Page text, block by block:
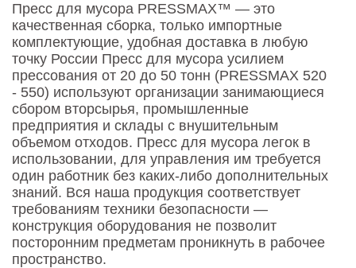
Пресс для мусора PRESSMAX™ — это
качественная сборка, только импортные
комплектующие, удобная доставка в любую
точку России Пресс для мусора усилием
прессования от 20 до 50 тонн (PRESSMAX 520
- 550) используют организации занимающиеся
сбором вторсырья, промышленные
предприятия и склады с внушительным
объемом отходов. Пресс для мусора легок в
использовании, для управления им требуется
один работник без каких-либо дополнительных
знаний. Вся наша продукция соответствует
требованиям техники безопасности —
конструкция оборудования не позволит
посторонним предметам проникнуть в рабочее
пространство.